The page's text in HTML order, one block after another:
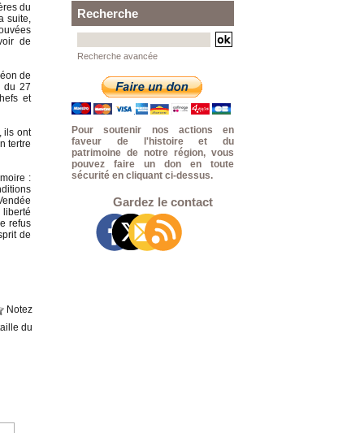
du
suite,
de
de
du 27
et
ils ont
tertre
:
refus
de
Notez
du
Recherche
Recherche avancée
Pour soutenir nos actions en
faveur de l'histoire et du
patrimoine de notre région, vous
pouvez faire un don en toute
sécurité en cliquant ci-dessus.
Gardez le contact